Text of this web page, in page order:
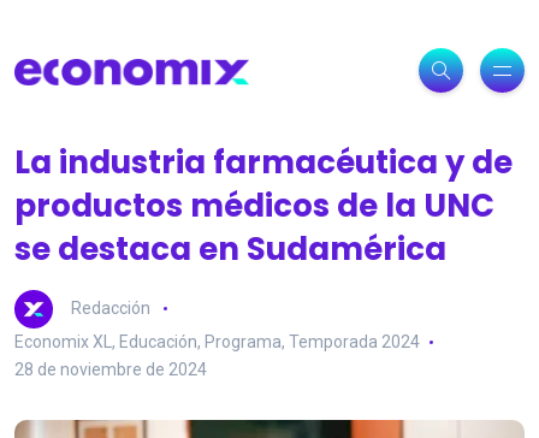
La industria farmacéutica y de
productos médicos de la UNC
se destaca en Sudamérica
Redacción
Economix XL , Educación, Programa, Temporada 2024
28 de noviembre de 2024